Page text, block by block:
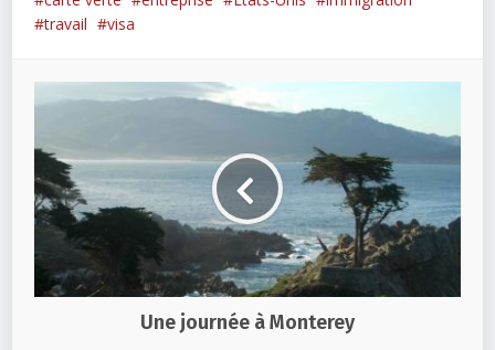
travail
visa
Une journée à Monterey